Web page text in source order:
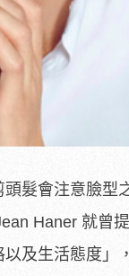
頭髮會注意臉型
Haner 就曾
以及生活態度」